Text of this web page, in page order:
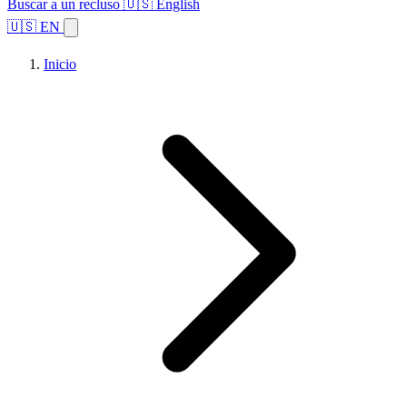
Buscar a un recluso 🇺🇸 English
🇺🇸 EN
Inicio